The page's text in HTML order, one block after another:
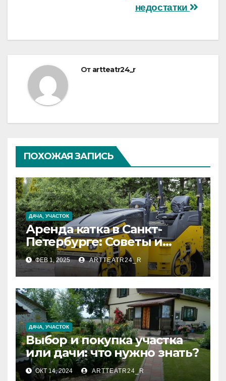
недостатки
От artteatr24_r
ПОХОЖАЯ ЗАПИСЬ
ДАЧА, УЧАСТОК
Аренда катка в Санкт-
Петербурге: Советы и
Рекомендации
ФЕВ 1, 2025 ARTTEATR24_R
ДАЧА, УЧАСТОК
Выбор и покупка участка
или дачи: что нужно знать?
ОКТ 14, 2024 ARTTEATR24_R